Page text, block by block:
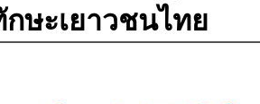
ษะเยาวชนไทย